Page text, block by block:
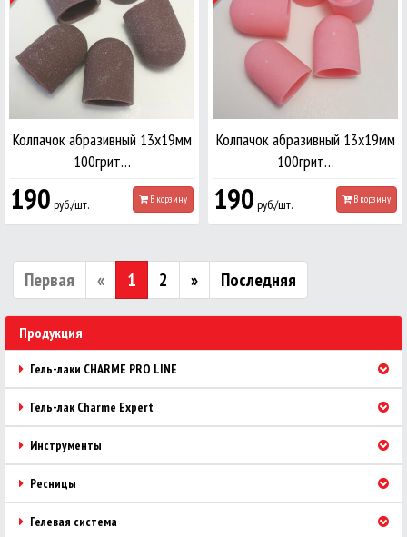
Колпачок абразивный 13х19мм
100грит…
190 руб./шт. В корзину
Колпачок абразивный 13х19мм
100грит…
190 руб./шт. В корзину
Первая « 1 2 » Последняя
Продукция
Гель-лаки CHARME PRO LINE
Гель-лак Charme Expert
Инструменты
Ресницы
Гелевая система